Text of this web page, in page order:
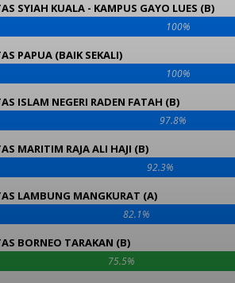
SYIAH KUALA - KAMPUS GAYO LUES (B)
100%
PAPUA (BAIK SEKALI)
100%
ISLAM NEGERI RADEN FATAH (B)
97.8%
MARITIM RAJA ALI HAJI (B)
92.3%
LAMBUNG MANGKURAT (A)
82.1%
BORNEO TARAKAN (B)
75.5%